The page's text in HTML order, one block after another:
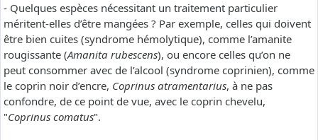
- Quelques espèces nécessitant un traitement particulier
méritent-elles d’être mangées ? Par exemple, celles qui doivent
être bien cuites (syndrome hémolytique), comme l’amanite
rougissante (Amanita rubescens), ou encore celles qu’on ne
peut consommer avec de l’alcool (syndrome coprinien), comme
le coprin noir d’encre, Coprinus atramentarius, à ne pas
confondre, de ce point de vue, avec le coprin chevelu,
"Coprinus comatus".